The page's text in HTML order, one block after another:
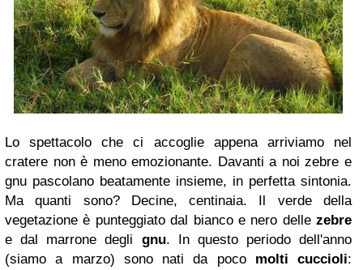
Lo spettacolo che ci accoglie appena arriviamo nel
cratere non è meno emozionante. Davanti a noi zebre e
gnu pascolano beatamente insieme, in perfetta sintonia.
Ma quanti sono? Decine, centinaia. Il verde della
vegetazione è punteggiato dal bianco e nero delle zebre
e dal marrone degli gnu. In questo periodo dell'anno
(siamo a marzo) sono nati da poco molti cuccioli: